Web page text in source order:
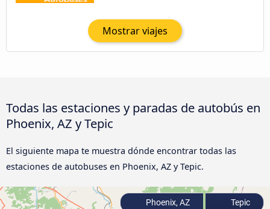
Mostrar viajes
Todas las estaciones y paradas de autobús en
Phoenix, AZ y Tepic
El siguiente mapa te muestra dónde encontrar todas las
estaciones de autobuses en Phoenix, AZ y Tepic.
Phoenix, AZ Tepic